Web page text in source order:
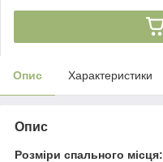
Опис Характеристики
Опис
Розміри спального місця: